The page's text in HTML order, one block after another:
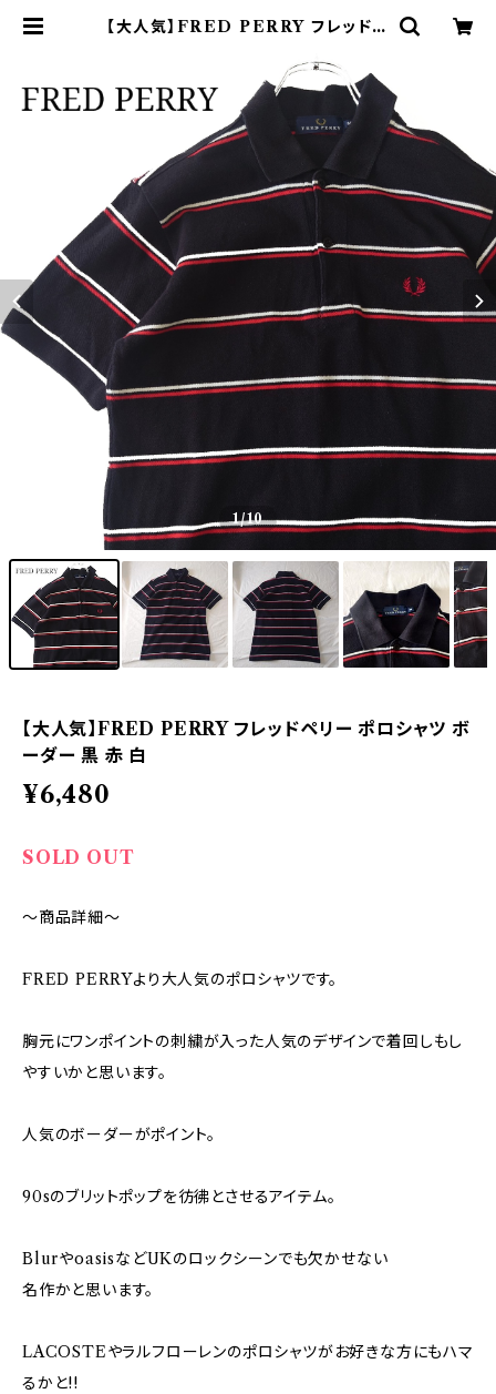
【大人気】FRED PERRY フレッドペ
オンライン古着屋 9chord
1/10
【大人気】FRED PERRY フレッドペリー ポロシャツ ボ
ーダー 黒 赤 白
¥6,480
SOLD OUT
～商品詳細～
FRED PERRYより大人気のポロシャツです。
胸元にワンポイントの刺繍が入った人気のデザインで着回しもし
やすいかと思います。
人気のボーダーがポイント。
90sのブリットポップを彷彿とさせるアイテム。
BlurやoasisなどUKのロックシーンでも欠かせない
名作かと思います。
LACOSTEやラルフローレンのポロシャツがお好きな方にもハマ
るかと!!